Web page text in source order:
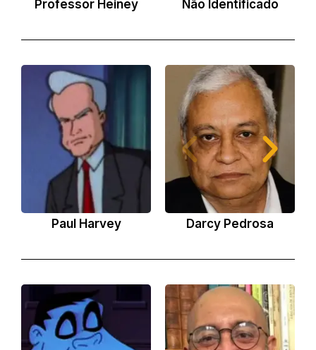
Professor Heiney Não Identificado
Paul Harvey Darcy Pedrosa